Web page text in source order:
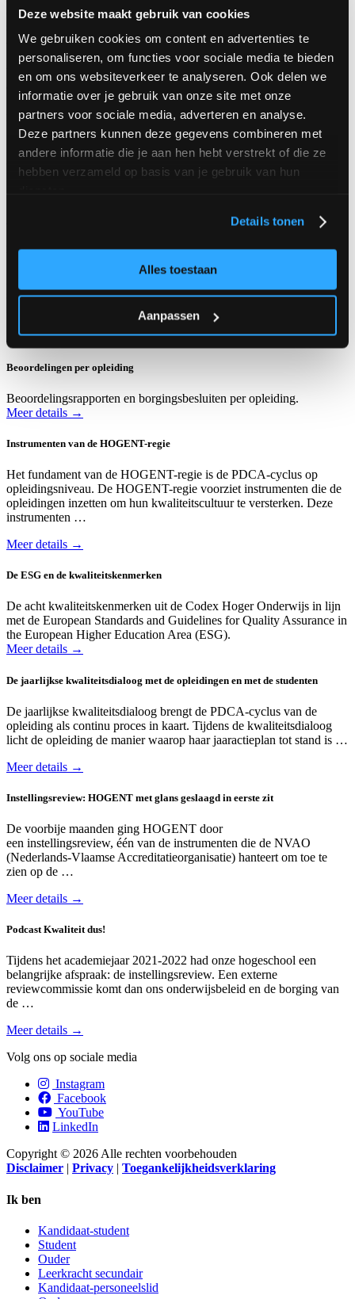
Deze website maakt gebruik van cookies
We gebruiken cookies om content en advertenties te
personaliseren, om functies voor sociale media te bieden
en om ons websiteverkeer te analyseren. Ook delen we
informatie over je gebruik van onze site met onze
partners voor sociale media, adverteren en analyse.
Deze partners kunnen deze gegevens combineren met
andere informatie die je aan hen hebt verstrekt of die ze
hebben verzameld op basis van je gebruik van hun
Details tonen
Alles toestaan
Aanpassen
onderwijs in de kunsten. Het daaruit resulterende verslag wordt
aan het bestuurscollege.
Vond je deze pagina al de max? Check dan zeker ook deze
Kwaliteitsvol onderwijs
HOGENT, da's kwaliteit. Aan HOGENT werken we vanuit een
open houding samen aan die kwaliteit. We durven experimenteren,
leren graag uit fouten, zijn zelfkritisch en staan open voor feedback.
De HOGENT-visie op kwaliteit
samen, in interactie met alle belanghebbenden, aan kwaliteit door
mee te denken en hun inzichten naar voor te brengen. Ze durven …
Meer details →
Beoordelingen per opleiding
Beoordelingsrapporten en borgingsbesluiten per opleiding.
Meer details →
Instrumenten van de HOGENT-regie
Het fundament van de HOGENT-regie is de PDCA-cyclus op
opleidingsniveau. De HOGENT-regie voorziet instrumenten die de
opleidingen inzetten om hun kwaliteitscultuur te versterken. Deze
instrumenten …
Meer details →
De ESG en de kwaliteitskenmerken
De acht kwaliteitskenmerken uit de Codex Hoger Onderwijs in lijn
met de European Standards and Guidelines for Quality Assurance in
the European Higher Education Area (ESG).
Meer details →
De jaarlijkse kwaliteitsdialoog met de opleidingen en met de studenten
De jaarlijkse kwaliteitsdialoog brengt de PDCA-cyclus van de
opleiding als continu proces in kaart. Tijdens de kwaliteitsdialoog
licht de opleiding de manier waarop haar jaaractieplan tot stand is …
Meer details →
Instellingsreview: HOGENT met glans geslaagd in eerste zit
De voorbije maanden ging HOGENT door
een instellingsreview, één van de instrumenten die de NVAO
(Nederlands-Vlaamse Accreditatieorganisatie) hanteert om toe te
zien op de …
Meer details →
Podcast Kwaliteit dus!
Tijdens het academiejaar 2021-2022 had onze hogeschool een
belangrijke afspraak: de instellingsreview. Een externe
reviewcommissie komt dan ons onderwijsbeleid en de borging van
de …
Meer details →
Volg ons op sociale media
Instagram
Facebook
YouTube
LinkedIn
Copyright © 2026 Alle rechten voorbehouden
Disclaimer
Privacy Toegankelijkheidsverklaring
Ik ben
Kandidaat-student
Student
Ouder
Leerkracht secundair
Kandidaat-personeelslid